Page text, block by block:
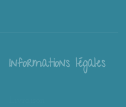
Informations légales